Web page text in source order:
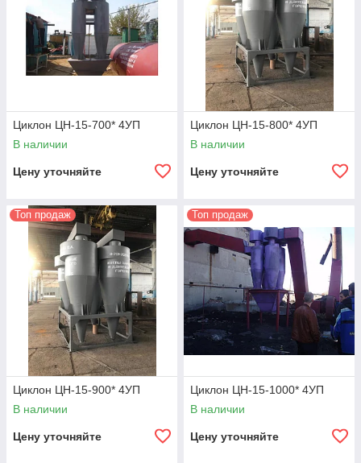
Циклон ЦН-15-700* 4УП
В наличии
Цену уточняйте
Циклон ЦН-15-800* 4УП
В наличии
Цену уточняйте
Топ продаж
Циклон ЦН-15-900* 4УП
В наличии
Цену уточняйте
Топ продаж
Циклон ЦН-15-1000* 4УП
В наличии
Цену уточняйте